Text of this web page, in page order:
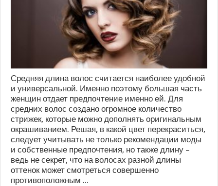
Средняя длина волос считается наиболее удобной
и универсальной. Именно поэтому большая часть
женщин отдает предпочтение именно ей. Для
средних волос создано огромное количество
стрижек, которые можно дополнять оригинальным
окрашиванием. Решая, в какой цвет перекраситься,
следует учитывать не только рекомендации моды
и собственные предпочтения, но также длину –
ведь не секрет, что на волосах разной длины
оттенок может смотреться совершенно
противоположным ...